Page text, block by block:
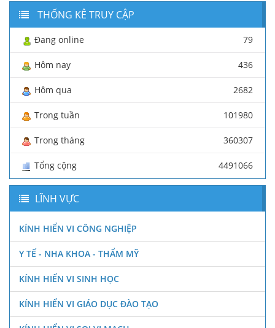
THỐNG KÊ TRUY CẬP
Đang online 79
Hôm nay 436
Hôm qua 2682
Trong tuần 101980
Trong tháng 360307
Tổng cộng 4491066
LĨNH VỰC
KÍNH HIỂN VI CÔNG NGHIỆP
Y TẾ - NHA KHOA - THẨM MỸ
KÍNH HIỂN VI SINH HỌC
KÍNH HIỂN VI GIÁO DỤC ĐÀO TẠO